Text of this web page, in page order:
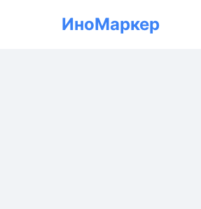
ИноМаркер